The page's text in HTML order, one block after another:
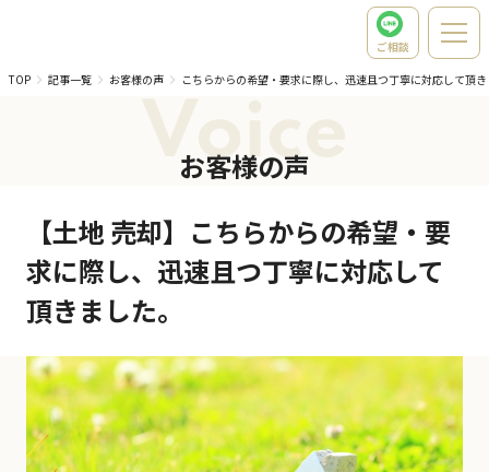
ご相談
TOP
記事一覧 お客様の声 こちらからの希望・要求に際し、迅速且つ丁寧に対応して頂
Voice
お客様の声
【土地 売却】こちらからの希望・要
求に際し、迅速且つ丁寧に対応して
頂きました。